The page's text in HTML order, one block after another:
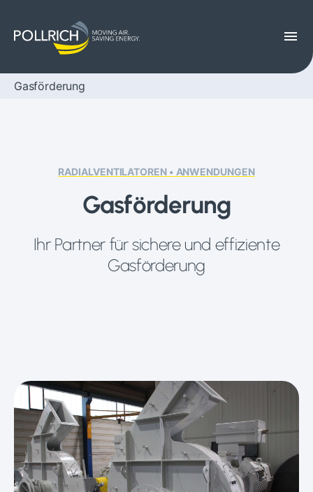
menu
Gasförderung
RADIALVENTILATOREN • ANWENDUNGEN
Gasförderung
Ihr Partner für sichere und effiziente
Gasförderung